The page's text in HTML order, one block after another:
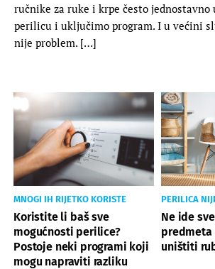
ručnike za ruke i krpe često jednostavno
perilicu i uključimo program. I u većini
nije problem. […]
MNOGI IH RIJETKO KORISTE
Koristite li baš sve
mogućnosti perilice?
Postoje neki programi koji
mogu napraviti razliku
PERILICA
Ne ide
predmeta
uništiti